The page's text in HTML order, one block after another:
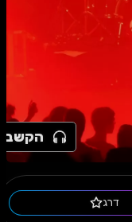
הקשב
דרג